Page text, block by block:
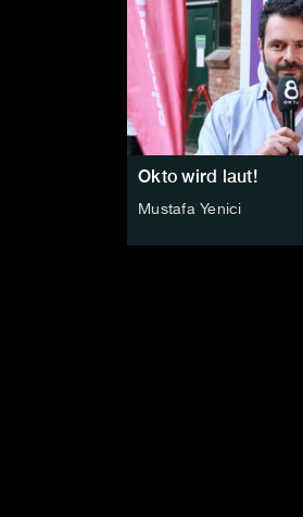
Okto wird laut!
Mustafa Yenici